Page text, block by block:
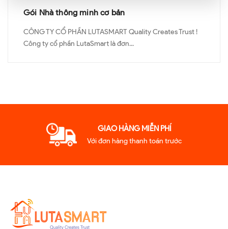
Gói Nhà thông minh cơ bản
CÔNG TY CỔ PHẦN LUTASMART Quality Creates Trust !
Công ty cổ phần LutaSmart là đơn...
GIAO HÀNG MIỄN PHÍ
Với đơn hàng thanh toán trước